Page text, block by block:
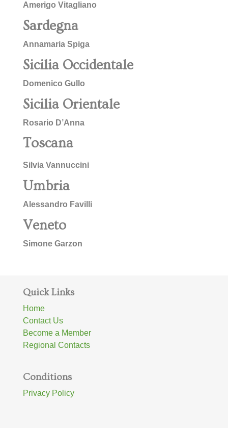
Amerigo Vitagliano
Sardegna
Annamaria Spiga
Sicilia Occidentale
Domenico Gullo
Sicilia Orientale
Rosario D’Anna
Toscana
Silvia Vannuccini
Umbria
Alessandro Favilli
Veneto
Simone Garzon
Quick Links
Home
Contact Us
Become a Member
Regional Contacts
Conditions
Privacy Policy